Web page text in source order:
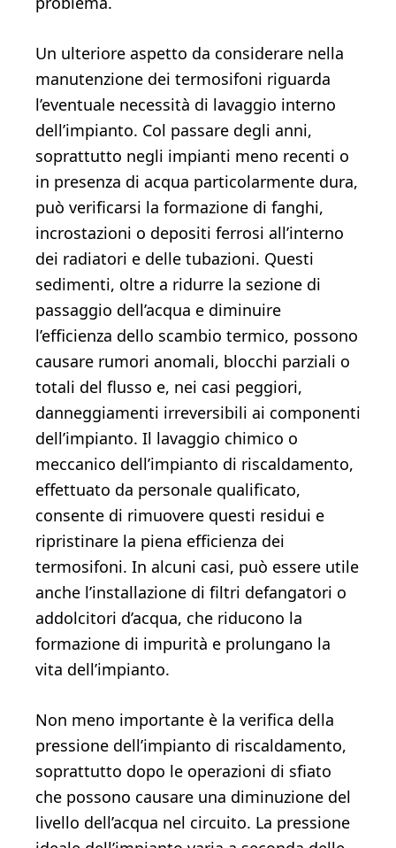
Un ulteriore aspetto da considerare nella
manutenzione dei termosifoni riguarda
l’eventuale necessità di lavaggio interno
dell’impianto. Col passare degli anni,
soprattutto negli impianti meno recenti o
in presenza di acqua particolarmente dura,
può verificarsi la formazione di fanghi,
incrostazioni o depositi ferrosi all’interno
dei radiatori e delle tubazioni. Questi
sedimenti, oltre a ridurre la sezione di
passaggio dell’acqua e diminuire
l’efficienza dello scambio termico, possono
causare rumori anomali, blocchi parziali o
totali del flusso e, nei casi peggiori,
danneggiamenti irreversibili ai componenti
dell’impianto. Il lavaggio chimico o
meccanico dell’impianto di riscaldamento,
effettuato da personale qualificato,
consente di rimuovere questi residui e
ripristinare la piena efficienza dei
termosifoni. In alcuni casi, può essere utile
anche l’installazione di filtri defangatori o
addolcitori d’acqua, che riducono la
formazione di impurità e prolungano la
vita dell’impianto.
Non meno importante è la verifica della
pressione dell’impianto di riscaldamento,
soprattutto dopo le operazioni di sfiato
che possono causare una diminuzione del
livello dell’acqua nel circuito. La pressione